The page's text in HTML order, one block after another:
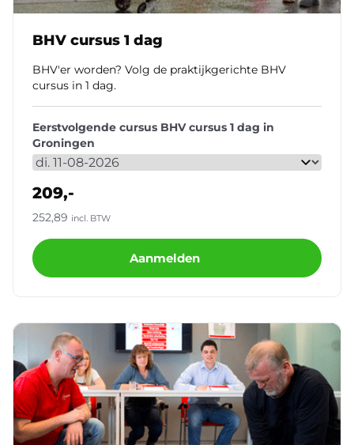
BHV cursus 1 dag
BHV'er worden? Volg de praktijkgerichte BHV
cursus in 1 dag.
Eerstvolgende cursus BHV cursus 1 dag in
Groningen
209,-
252,89 incl. BTW
Aanmelden